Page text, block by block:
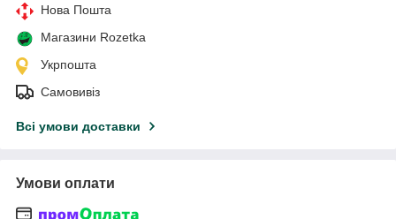
Нова Пошта
Магазини Rozetka
Укрпошта
Самовивіз
Всі умови доставки
Умови оплати